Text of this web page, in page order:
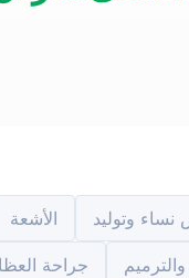
نساء وتوليد الأشعة
جراحة